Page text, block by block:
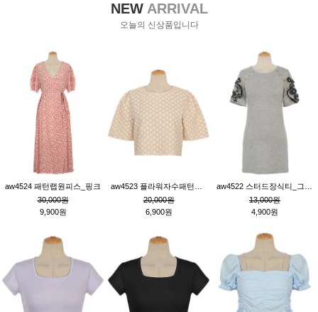
NEWARRIVAL
오늘의 신상품입니다
aw4524 패턴랩원피스_핑크
30,000원
9,900원
20,000원
6,900원
13,000원
4,900원